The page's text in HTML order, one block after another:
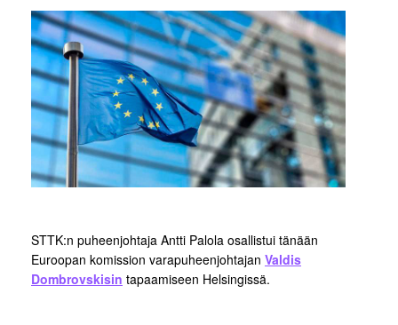
STTK:n puheenjohtaja Antti Palola osallistui tänään
Euroopan komission varapuheenjohtajan Valdis
Dombrovskisin tapaamiseen Helsingissä.